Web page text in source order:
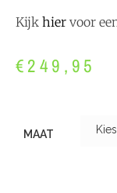
Kijk hier voor
€249,95
MAAT